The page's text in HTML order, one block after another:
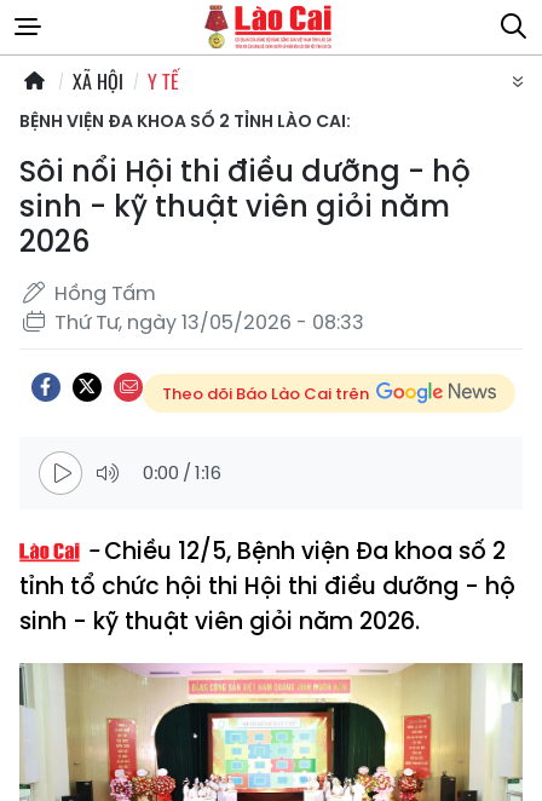
XÃ HỘI Y TẾ
BỆNH VIỆN ĐA KHOA SỐ 2 TỈNH LÀO CAI:
Sôi nổi Hội thi điều dưỡng - hộ
sinh - kỹ thuật viên giỏi năm
2026
Hồng Tấm
Thứ Tư, ngày 13/05/2026 - 08:33
Theo dõi Báo Lào Cai trên
0:00 /1:16
Chiều 12/5, Bệnh viện Đa khoa số 2
tỉnh tổ chức hội thi Hội thi điều dưỡng - hộ
sinh - kỹ thuật viên giỏi năm 2026.